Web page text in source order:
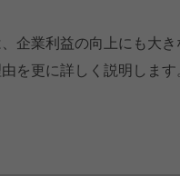
企業利益の向上にも大
を更に詳しく説明します